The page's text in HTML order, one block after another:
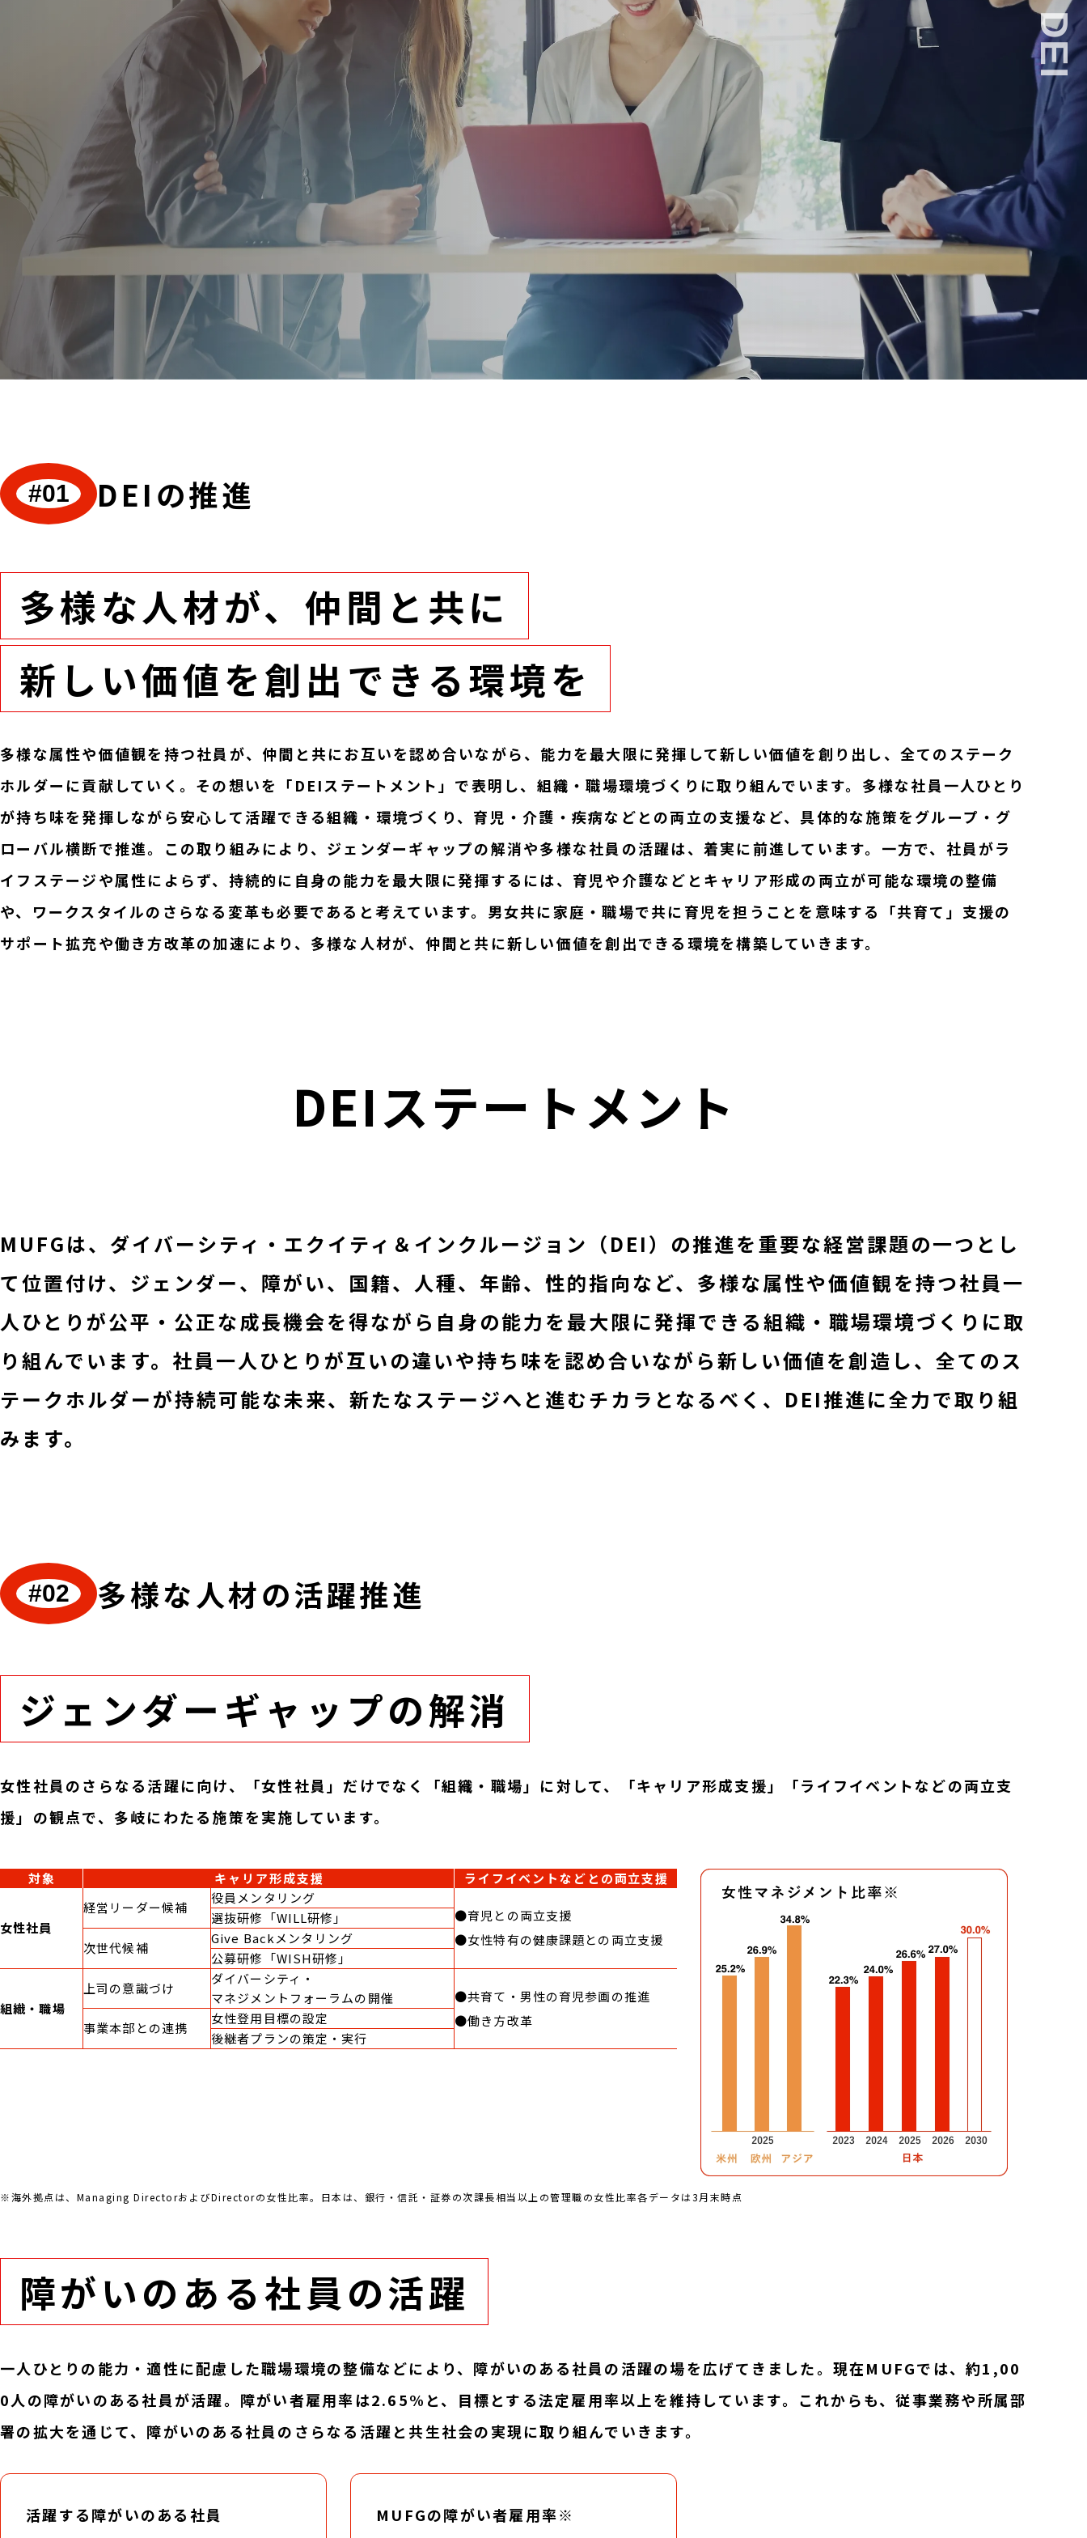
#01 DEIの推進
多様な人材が、 仲間と共に
新しい価値を創出できる環境を
多様な属性や価値観を持つ社員が、仲間と共にお互いを認め合いながら、能力を最大限に発揮して新しい価値を創り出し、全てのステーク
ホルダーに貢献していく。その想いを「DEIステートメント」で表明し、組織・職場環境づくりに取り組んでいます。多様な社員一人ひとり
が持ち味を発揮しながら安心して活躍できる組織・環境づくり、育児・介護・疾病などとの両立の支援など、具体的な施策をグループ・グ
ローバル横断で推進。この取り組みにより、ジェンダーギャップの解消や多様な社員の活躍は、着実に前進しています。一方で、社員がラ
イフステージや属性によらず、持続的に自身の能力を最大限に発揮するには、育児や介護などとキャリア形成の両立が可能な環境の整備
や、ワークスタイルのさらなる変革も必要であると考えています。男女共に家庭・職場で共に育児を担うことを意味する「共育て」支援の
サポート拡充や働き方改革の加速により、多様な人材が、仲間と共に新しい価値を創出できる環境を構築していきます。
DEIステートメント
MUFGは、ダイバーシティ・エクイティ＆インクルージョン（DEI）の推進を重要な経営課題の⼀つとし
て位置付け、ジェンダー、障がい、国籍、人種、年齢、性的指向など、多様な属性や価値観を持つ社員⼀
人ひとりが公平・公正な成⻑機会を得ながら自身の能⼒を最大限に発揮できる組織・職場環境づくりに取
り組んでいます。社員⼀人ひとりが互いの違いや持ち味を認め合いながら新しい価値を創造し、全てのス
テークホルダーが持続可能な未来、新たなステージへと進むチカラとなるべく、DEI推進に全⼒で取り組
みます。
#02 多様な人材の活躍推進
ジェンダーギャップの解消
女性社員のさらなる活躍に向け、「女性社員」だけでなく「組織・職場」に対して、「キャリア形成支援」「ライフイベントなどの両立支
援」の観点で、多岐にわたる施策を実施しています。
対象 キャリア形成支援 ライフイベントなどとの両立支援
女性社員
経営リーダー候補
役員メンタリング
育児との両立支援
女性特有の健康課題との両立支援
選抜研修「WILL研修」
次世代候補
Give Backメンタリング
公募研修「WISH研修」
組織・職場
上司の意識づけ
ダイバーシティ・
マネジメントフォーラムの開催
共育て・男性の育児参画の推進
働き方改革
事業本部との連携
女性登用目標の設定
後継者プランの策定・実行
※海外拠点は、Managing DirectorおよびDirectorの女性比率。日本は、銀行・信託・証券の次課長相当以上の管理職の女性比率各データは3月末時点
障がいのある社員の活躍
一人ひとりの能力・適性に配慮した職場環境の整備などにより、障がいのある社員の活躍の場を広げてきました。現在MUFGでは、約1,00
0人の障がいのある社員が活躍。障がい者雇用率は2.65%と、目標とする法定雇用率以上を維持しています。これからも、従事業務や所属部
署の拡大を通じて、障がいのある社員のさらなる活躍と共生社会の実現に取り組んでいきます。
活躍する障がいのある社員 MUFGの障がい者雇用率※